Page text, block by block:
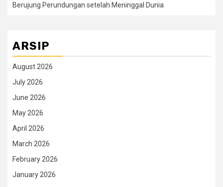
Berujung Perundungan setelah Meninggal Dunia
ARSIP
August 2026
July 2026
June 2026
May 2026
April 2026
March 2026
February 2026
January 2026